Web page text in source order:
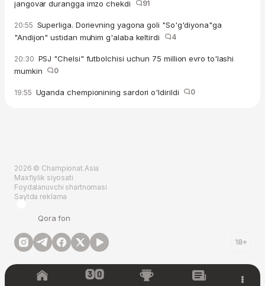
jangovar durangga imzo chekdi
91
20:55 Superliga. Dorievning yagona goli "So'g'diyona"ga
"Andijon" ustidan muhim g'alaba keltirdi
4
20:30 PSJ "Chelsi" futbolchisi uchun 75 million evro to'lashi
mumkin
0
19:55 Uganda chempionining sardori o'ldirildi 0
2026 © Championat.Asia
Maxfiylik siyosati
Foydalanuvchi shartnomasi
Saytda reklama
Qora fon
18+